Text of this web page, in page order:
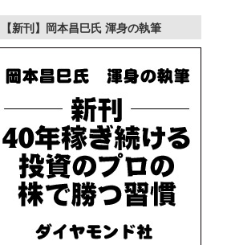
【新刊】岡本昌巳氏 渾身の執筆